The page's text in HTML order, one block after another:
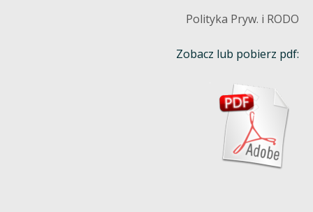
Polityka Pryw. i RODO
Zobacz lub pobierz pdf: